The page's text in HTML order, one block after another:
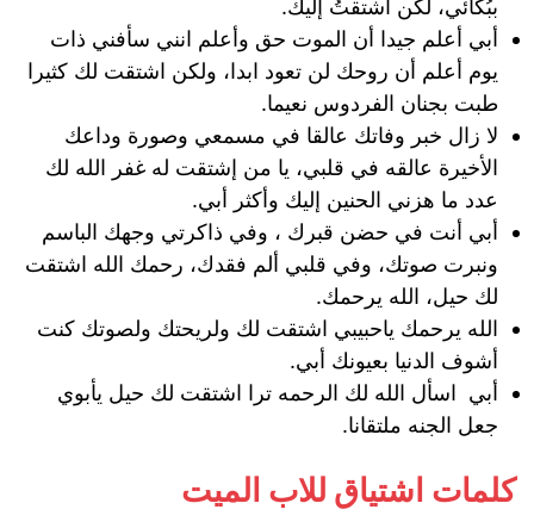
ببُكائي، لكن اشتقتُ إليك.
أبي أعلم جيدا أن الموت حق وأعلم انني سأفني ذات
يوم أعلم أن روحك لن تعود ابدا، ولكن اشتقت لك كثيرا
طبت بجنان الفردوس نعيما.
لا زال خبر وفاتك عالقا في مسمعي وصورة وداعك
الأخيرة عالقه في قلبي، يا من إشتقت له غفر الله لك
عدد ما هزني الحنين إليك وأكثر أبي.
أبي أنت في حضن قبرك ، وفي ذاكرتي وجهك الباسم
ونبرت صوتك، وفي قلبي ألم فقدك، رحمك الله اشتقت
لك حيل، الله يرحمك.
الله يرحمك ياحبيبي اشتقت لك ولريحتك ولصوتك كنت
أشوف الدنيا بعيونك أبي.
أبي اسأل الله لك الرحمه ترا اشتقت لك حيل يأبوي
جعل الجنه ملتقانا.
كلمات اشتياق للاب الميت